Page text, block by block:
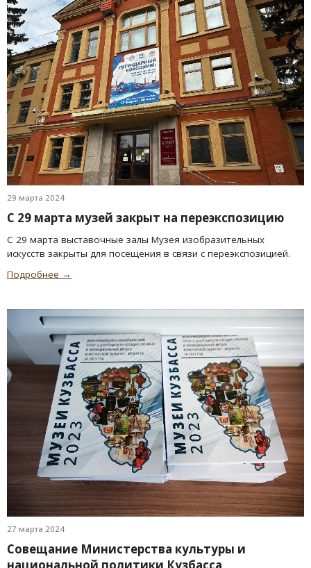
29 марта 2024
С 29 марта музей закрыт на переэкспозицию
С 29 марта выставочные залы Музея изобразительных
искусств закрыты для посещения в связи с переэкспозицией.
Подробнее →
27 марта 2024
Совещание Министерства культуры и